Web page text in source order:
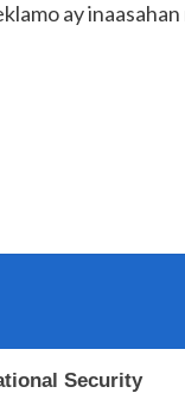
ay
Security